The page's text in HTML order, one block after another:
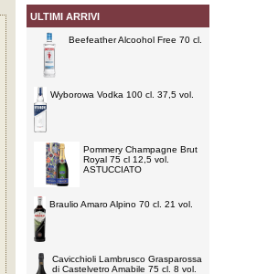
ULTIMI ARRIVI
Beefeather Alcoohol Free 70 cl.
Wyborowa Vodka 100 cl. 37,5 vol.
Pommery Champagne Brut
Royal 75 cl 12,5 vol.
ASTUCCIATO
Braulio Amaro Alpino 70 cl. 21 vol.
Cavicchioli Lambrusco Grasparossa
di Castelvetro Amabile 75 cl. 8 vol.